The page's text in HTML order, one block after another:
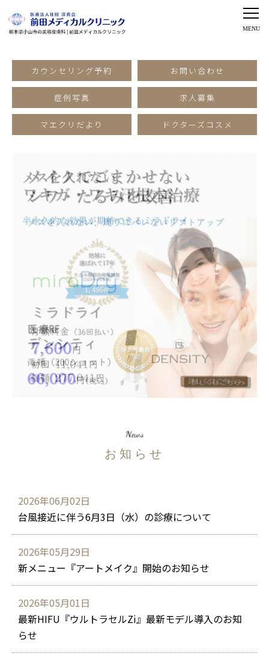
カウンセリング予約 お問い合わせ
症例写真 求人募集
マエクリだより ドクターズコスメ
News
お知らせ
2026年06月02日
台風接近に伴う6月3日（水）の診療について
2026年05月29日
新メニュー『アートメイク』開始のお知らせ
2026年05月01日
最新HIFU『ウルトラセルZi』最新モデル導入のお知
らせ